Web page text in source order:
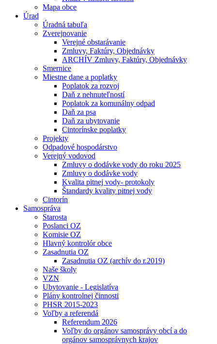
Mapa obce
Úrad
Úradná tabuľa
Zverejnovanie
Verejné obstarávanie
Zmluvy, Faktúry, Objednávky
ARCHÍV Zmluvy, Faktúry, Objednávky
Smernice
Miestne dane a poplatky
Poplatok za rozvoj
Daň z nehnuteľností
Poplatok za komunálny odpad
Daň za psa
Daň za ubytovanie
Cintorínske poplatky
Projekty
Odpadové hospodárstvo
Verejný vodovod
Zmluvy o dodávke vody do roku 2025
Zmluvy o dodávke vody
Kvalita pitnej vody- protokoly
Štandardy kvality pitnej vody
Cintorín
Samospráva
Starosta
Poslanci OZ
Komisie OZ
Hlavný kontrolór obce
Zasadnutia OZ
Zasadnutia OZ (archív do r.2019)
Naše školy
VZN
Ubytovanie - Legislatíva
Plány kontrolnej činnosti
PHSR 2015-2023
Voľby a referendá
Referendum 2026
Voľby do orgánov samosprávy obcí a do
orgánov samosprávnych krajov